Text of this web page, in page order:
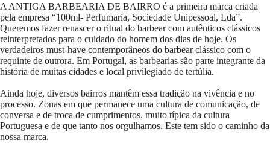
A ANTIGA BARBEARIA DE BAIRRO é a primeira marca criada
pela empresa “100ml- Perfumaria, Sociedade Unipessoal, Lda”.
Queremos fazer renascer o ritual do barbear com autênticos clássicos
reinterpretados para o cuidado do homem dos dias de hoje. Os
verdadeiros must-have contemporâneos do barbear clássico com o
requinte de outrora. Em Portugal, as barbearias são parte integrante da
história de muitas cidades e local privilegiado de tertúlia.
Ainda hoje, diversos bairros mantêm essa tradição na vivência e no
processo. Zonas em que permanece uma cultura de comunicação, de
conversa e de troca de cumprimentos, muito típica da cultura
Portuguesa e de que tanto nos orgulhamos. Este tem sido o caminho da
nossa marca.